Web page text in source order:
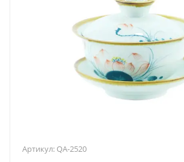
Артикул: QA-2520